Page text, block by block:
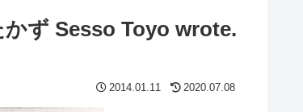
ず Sesso Toyo wrote.
2014.01.11 2020.07.08